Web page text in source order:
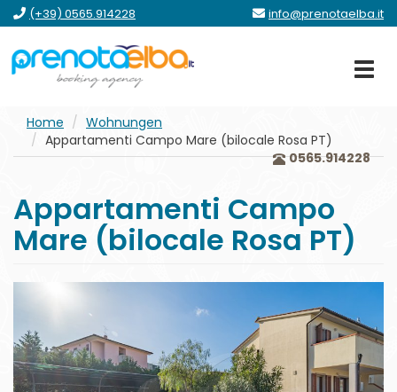
Zum
Menü
Zum
Hauptinhalt
springen
Zum
Formular
gehe
zum
Footer
(+39) 0565.914228 info@prenotaelba.it
Home
Wohnungen
Appartamenti Campo Mare (bilocale Rosa PT)
0565.914228
Appartamenti Campo
Mare (bilocale Rosa PT)